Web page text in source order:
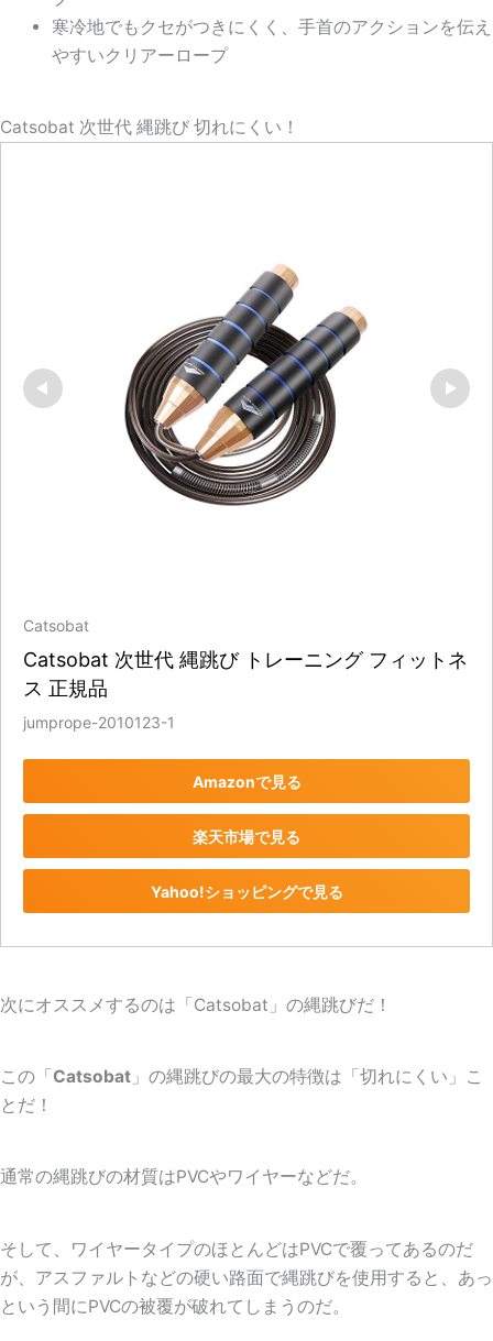
寒冷地でもクセがつきにくく、手首のアクションを伝え
やすいクリアーロープ
Catsobat 次世代 縄跳び 切れにくい！
Catsobat
Catsobat 次世代 縄跳び トレーニング フィットネ
ス 正規品
jumprope-2010123-1
Amazonで見る
楽天市場で見る
Yahoo!ショッピングで見る
次にオススメするのは「Catsobat 」の縄跳びだ！
この「Catsobat 」の縄跳びの最大の特徴は「切れにくい 」こ
とだ！
通常の縄跳びの材質はPVCやワイヤーなどだ。
そして、ワイヤータイプのほとんどはPVCで覆ってあるのだ
が、アスファルトなどの硬い路面で縄跳びを使用すると、あっ
という間にPVCの被覆が破れてしまうのだ。